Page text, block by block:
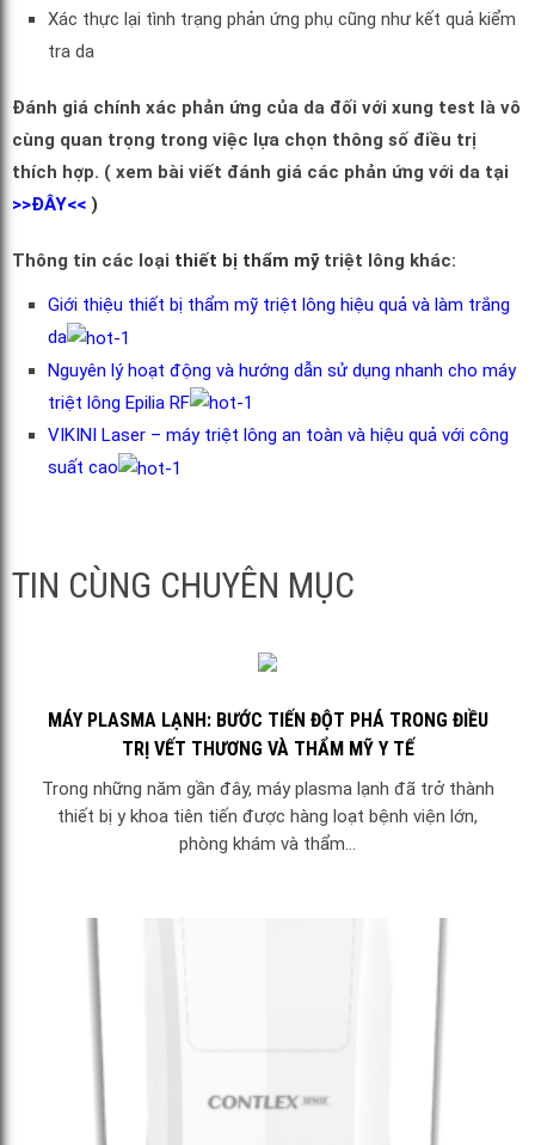
Xác thực lại tình trạng phản ứng phụ cũng như kết quả kiểm
tra da
Đánh giá chính xác phản ứng của da đối với xung test là vô
cùng quan trọng trong việc lựa chọn thông số điều trị
thích hợp. ( xem bài viết đánh giá các phản ứng với da tại
>>ĐÂY<< )
Thông tin các loại thiết bị thẩm mỹtriệt lông khác:
Giới thiệu thiết bị thẩm mỹ triệt lông hiệu quả và làm trắng
da
Nguyên lý hoạt động và hướng dẫn sử dụng nhanh cho máy
triệt lông Epilia RF
VIKINI Laser – máy triệt lông an toàn và hiệu quả với công
suất cao
TIN CÙNG CHUYÊN MỤC
MÁY PLASMA LẠNH: BƯỚC TIẾN ĐỘT PHÁ TRONG ĐIỀU
TRỊ VẾT THƯƠNG VÀ THẨM MỸ Y TẾ
Trong những năm gần đây, máy plasma lạnh đã trở thành
thiết bị y khoa tiên tiến được hàng loạt bệnh viện lớn,
phòng khám và thẩm...